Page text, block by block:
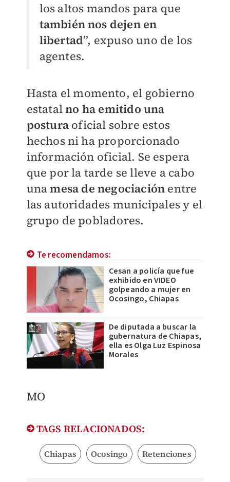
los altos mandos para que
también nos dejen en
libertad”, expuso uno de los
agentes.
Hasta el momento, el gobierno
estatalno ha emitido una
posturaoficial sobre estos
hechos ni ha proporcionado
información oficial. Se espera
que por la tarde se lleve a cabo
unamesa de negociación entre
las autoridades municipales y el
grupo de pobladores.
Te recomendamos:
Cesan a policía que fue
exhibido en VIDEO
golpeando a mujer en
Ocosingo, Chiapas
De diputada a buscar la
gubernatura de Chiapas,
ella es Olga Luz Espinosa
Morales
MO
TAGS RELACIONADOS:
Chiapas Ocosingo Retenciones